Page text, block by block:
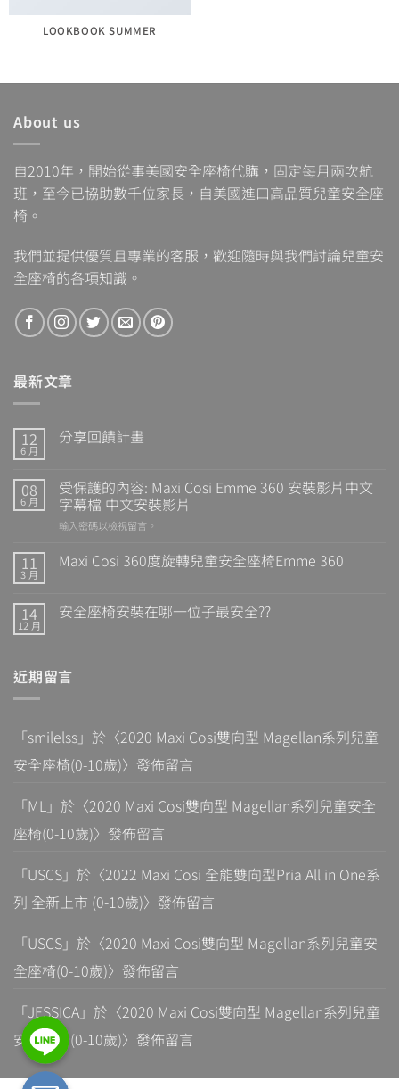
LOOKBOOK SUMMER
About us
自2010年，開始從事美國安全座椅代購，固定每月兩次航
班，至今已協助數千位家長，自美國進口高品質兒童安全座
椅。
我們並提供優質且專業的客服，歡迎隨時與我們討論兒童安
全座椅的各項知識。
最新文章
12
6 月
分享回饋計畫
08
6 月
受保護的內容: Maxi Cosi Emme 360 安裝影片中文
字幕檔 中文安裝影片
輸入密碼以檢視留言。
11
3 月
Maxi Cosi 360度旋轉兒童安全座椅Emme 360
14
12 月
安全座椅安裝在哪一位子最安全??
近期留言
「smilelss」於〈2020 Maxi Cosi雙向型 Magellan系列兒童
安全座椅(0-10歲)〉發佈留言
「ML 」於〈2020 Maxi Cosi雙向型 Magellan系列兒童安全
座椅(0-10歲)〉發佈留言
「USCS」於〈2022 Maxi Cosi 全能雙向型Pria All in One系
列 全新上市 (0-10歲)〉發佈留言
「USCS」於〈2020 Maxi Cosi雙向型 Magellan系列兒童安
全座椅(0-10歲)〉發佈留言
「JESSICA」於〈2020 Maxi Cosi雙向型 Magellan系列兒童
安全座椅(0-10歲)〉發佈留言